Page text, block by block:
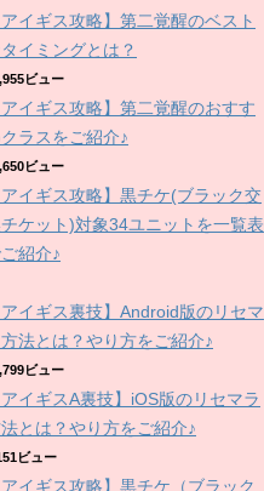
アイギス攻略】第二覚醒のベスト
イミングとは？
ビュー
アイギス攻略】第二覚醒のおすす
ラスをご紹介♪
ビュー
アイギス攻略】黒チケ(ブラック交
ケット)対象34ユニットを一覧表
紹介♪
アイギス裏技】Android版のリセマ
法とは？やり方をご紹介♪
ビュー
アイギスA裏技】iOS版のリセマラ
とは？やり方をご紹介♪
ビュー
アイギス攻略】黒チケ（ブラック